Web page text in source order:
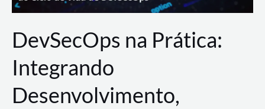
DevSecOps na Prática:
Integrando
Desenvolvimento,